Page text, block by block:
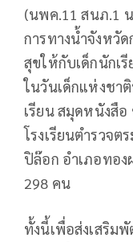
(นพค.11 สนภ.1
การทางน้ำจังหวั
สุขให้กับเด็กนักเ
ในวันเด็กแห่งชา
เรียน สมุดหนังสื
โรงเรียนตำรวจ
ปิล๊อก อำเภอทอ
298 คน
ทั้งนี้เพื่อส่งเสริม